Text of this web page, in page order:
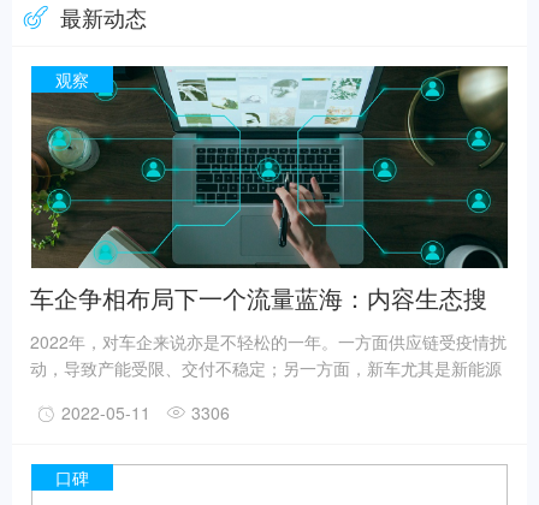
最新动态
观察
车企争相布局下一个流量蓝海：内容生态搜
索
2022年，对车企来说亦是不轻松的一年。一方面供应链受疫情扰
动，导致产能受限、交付不稳定；另一方面，新车尤其是新能源
车企的营销布局需要多触点、更灵活，对市场反应更敏捷。
2022-05-11 3306
口碑